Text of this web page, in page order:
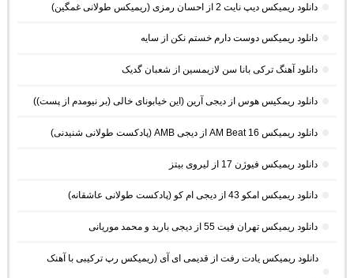
دانلود ریمیکس دیپ نایت 2 از احسان رمزی (ریمیکس طولانی غمگین)
دانلود ریمیکس دوست دارم خستم نکن از سایه
دانلود آهنگ ترکی بانا سن لازیمسین از شعبان گدیک
دانلود ریمکیس هوس از دیجی آرین (این خیابونای خالی (بر نیومدم از پست))
دانلود ریمیکس AM Beat 16 از دیجی AMB (پادکست طولانی شنیدنی)
دانلود ریمیکس فیوژن 17 از لیروی بیتز
دانلود ریمیکس امکو 43 از دیجی ام کو (پادکست طولانی عاشقانه)
دانلود ریمیکس تهران فیت 55 از دیجی باربد و محمد موریانی
دانلود ریمیکس یادت رفت از قدیمی ای آی (ریمیکس رپ ترکیبی با آهنک